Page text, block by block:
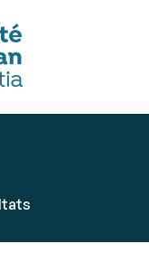
résultats